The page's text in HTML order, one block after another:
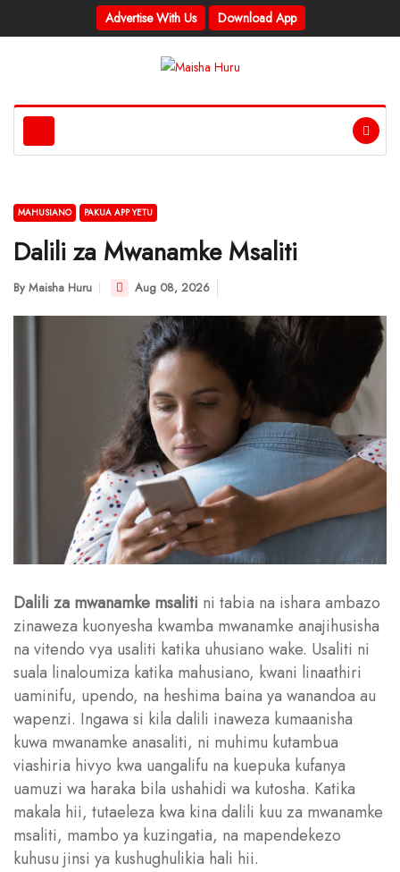
Advertise With Us Download App
MAHUSIANO PAKUA APP YETU
Dalili za Mwanamke Msaliti
By Maisha Huru Aug 08, 2026
Dalili za mwanamke msaliti ni tabia na ishara ambazo
zinaweza kuonyesha kwamba mwanamke anajihusisha
na vitendo vya usaliti katika uhusiano wake. Usaliti ni
suala linaloumiza katika mahusiano, kwani linaathiri
uaminifu, upendo, na heshima baina ya wanandoa au
wapenzi. Ingawa si kila dalili inaweza kumaanisha
kuwa mwanamke anasaliti, ni muhimu kutambua
viashiria hivyo kwa uangalifu na kuepuka kufanya
uamuzi wa haraka bila ushahidi wa kutosha. Katika
makala hii, tutaeleza kwa kina dalili kuu za mwanamke
msaliti, mambo ya kuzingatia, na mapendekezo
kuhusu jinsi ya kushughulikia hali hii.